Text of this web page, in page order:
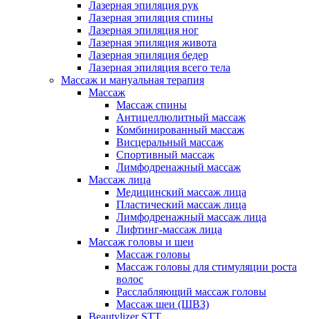
Лазерная эпиляция рук
Лазерная эпиляция спины
Лазерная эпиляция ног
Лазерная эпиляция живота
Лазерная эпиляция бедер
Лазерная эпиляция всего тела
Массаж и мануальная терапия
Массаж
Массаж спины
Антицеллюлитный массаж
Комбинированный массаж
Висцеральный массаж
Спортивный массаж
Лимфодренажный массаж
Массаж лица
Медицинский массаж лица
Пластический массаж лица
Лимфодренажный массаж лица
Лифтинг-массаж лица
Массаж головы и шеи
Массаж головы
Массаж головы для стимуляции роста
волос
Расслабляющий массаж головы
Массаж шеи (ШВЗ)
Beautylizer STT